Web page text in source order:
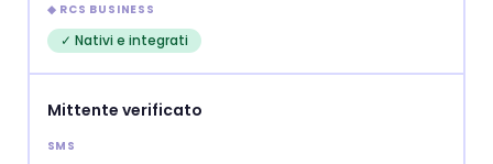
✓ Nativi e integrati
Mittente verificato